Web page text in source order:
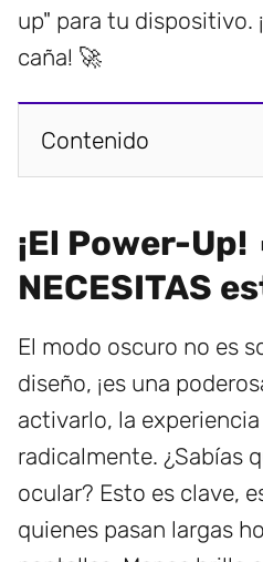
up" para tu dispositivo.
caña! 🚀
Contenido
¡El Power-Up!
NECESITAS
El modo oscuro no es
diseño, ¡es una
activarlo, la
radicalmente. ¿Sabías
ocular? Esto es clave,
quienes pasan largas